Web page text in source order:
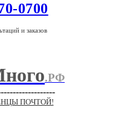
0700
и заказов
.РФ
ПОЧТОЙ!